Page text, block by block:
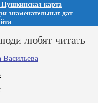
Пушкинская карта
знаменательных дат
любят читать
Васильева